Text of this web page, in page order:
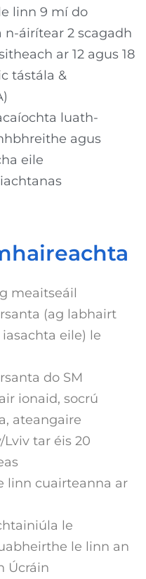
linn 9 mí do
áirítear 2 scagadh
ar 12 agus 18
tástála &
luath-
agus
eile
meaitseáil
(ag labhairt
eile) le
do SM
ionaid, socrú
ateangaire
tar éis 20
linn cuairteanna ar
le
le linn an
Úcráin